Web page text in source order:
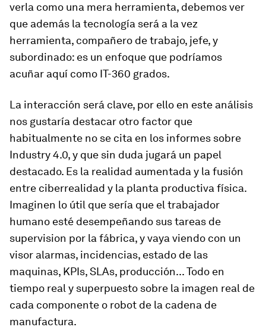
verla como una mera herramienta, debemos ver
que además la tecnología será a la vez
herramienta, compañero de trabajo, jefe, y
subordinado: es un enfoque que podríamos
acuñar aquí como IT-360 grados.
La interacción será clave, por ello en este análisis
nos gustaría destacar otro factor que
habitualmente no se cita en los informes sobre
Industry 4.0, y que sin duda jugará un papel
destacado. Es la realidad aumentada y la fusión
entre ciberrealidad y la planta productiva física.
Imaginen lo útil que sería que el trabajador
humano esté desempeñando sus tareas de
supervision por la fábrica, y vaya viendo con un
visor alarmas, incidencias, estado de las
maquinas, KPIs, SLAs, producción... Todo en
tiempo real y superpuesto sobre la imagen real de
cada componente o robot de la cadena de
manufactura.